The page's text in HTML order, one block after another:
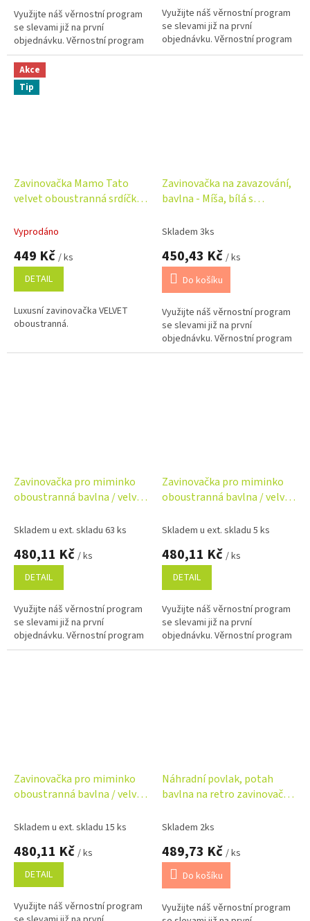
Využijte náš věrnostní program
se slevami již na první
objednávku. Věrnostní program
Využijte náš věrnostní program
se slevami již na první
objednávku. Věrnostní program
Akce
Tip
Zavinovačka Mamo Tato
velvet oboustranná srdíčka
Vyprodáno
449 Kč / ks
DETAIL
Luxusní zavinovačka VELVET
oboustranná.
Zavinovačka na zavazování,
bavlna - Míša, bílá s
Skladem 3ks
450,43 Kč / ks
Do košíku
Využijte náš věrnostní program
se slevami již na první
objednávku. Věrnostní program
Zavinovačka pro miminko
oboustranná bavlna / velvet
Skladem u ext. skladu 63 ks
480,11 Kč / ks
DETAIL
Využijte náš věrnostní program
se slevami již na první
objednávku. Věrnostní program
Zavinovačka pro miminko
oboustranná bavlna / velvet
Skladem u ext. skladu 5 ks
480,11 Kč / ks
DETAIL
Využijte náš věrnostní program
se slevami již na první
objednávku. Věrnostní program
Zavinovačka pro miminko
oboustranná bavlna / velvet
Skladem u ext. skladu 15 ks
480,11 Kč / ks
DETAIL
Využijte náš věrnostní program
Náhradní povlak, potah
bavlna na retro zavinovačku
Skladem 2ks
489,73 Kč / ks
Do košíku
Využijte náš věrnostní program